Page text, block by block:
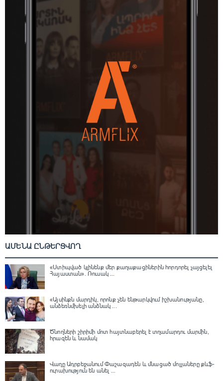
ԱՄԵՆԱ ԸՆԹԵՐՑՎՈՂ
«Ստիպված կլինենք մեր քաղաքացիներին հորդորել չայցելել
Հայաստան»․ Ռուսակ ...
«Այսինքն մարդիկ, որոնք չեն ենթարկվում իշխանությանը,
անձեռնմխելի անձնակ ...
Ծնողների շիրիմի մոտ հայտնաբերել է տղամարդու մարմին,
հրազեն և նամակ
Վաղը Ադրբեջանում Փաշազադեն և մնացած մոլլաները քևֆ-
ուրախություն են անել ...